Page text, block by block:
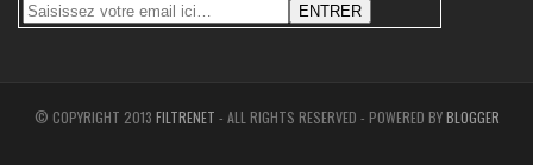
© COPYRIGHT 2013 FILTRENET - ALL RIGHTS RESERVED - POWERED BYBLOGGER